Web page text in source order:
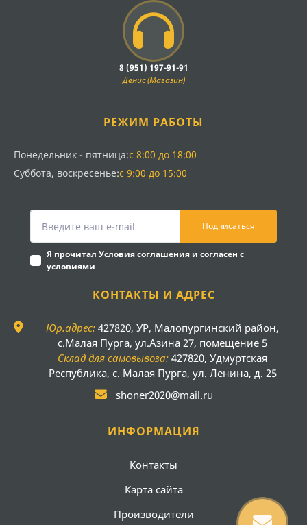
8 (951) 197-91-91
Денис (Магазин)
РЕЖИМ РАБОТЫ
Понедельник - пятница:с 8:00 до 18:00
Суббота, воскресенье:с 9:00 до 15:00
Подписаться
Я прочитал Условия соглашения и согласен с
условиями
КОНТАКТЫ И АДРЕС
Юр.адрес: 427820, УР, Малопургинский район,
с.Малая Пурга, ул.Азина 27, помещение 5
Склад для самовывоза: 427820, Удмуртская
Республика, с. Малая Пурга, ул. Ленина, д. 25
shoner2020@mail.ru
ИНФОРМАЦИЯ
Контакты
Карта сайта
Производители